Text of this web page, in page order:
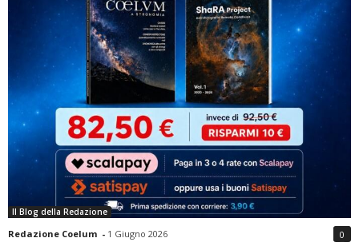
Il Blog della Redazione
Redazione Coelum - 1 Giugno 2026 0